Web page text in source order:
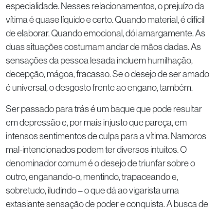
especialidade. Nesses relacionamentos, o prejuízo da
vítima é quase líquido e certo. Quando material, é difícil
de elaborar. Quando emocional, dói amargamente. As
duas situações costumam andar de mãos dadas. As
sensações da pessoa lesada incluem humilhação,
decepção, mágoa, fracasso. Se o desejo de ser amado
é universal, o desgosto frente ao engano, também.
Ser passado para trás é um baque que pode resultar
em depressão e, por mais injusto que pareça, em
intensos sentimentos de culpa para a vítima. Namoros
mal-intencionados podem ter diversos intuitos. O
denominador comum é o desejo de triunfar sobre o
outro, enganando-o, mentindo, trapaceando e,
sobretudo, iludindo – o que dá ao vigarista uma
extasiante sensação de poder e conquista. A busca de